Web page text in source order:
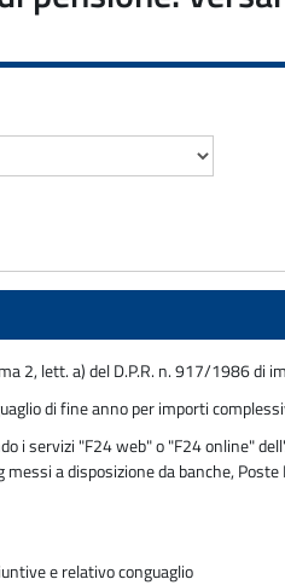
2, lett. a) del D.P.R. n. 917/1986 di
di fine anno per importi
i servizi "F24 web" o "F24 online"
a disposizione da banche,
e relativo conguaglio